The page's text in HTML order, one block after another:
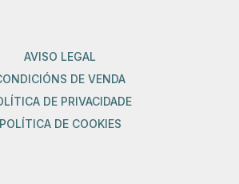
AVISO LEGAL
DE VENDA
DE PRIVACIDADE
POLÍTICA DE COOKIES